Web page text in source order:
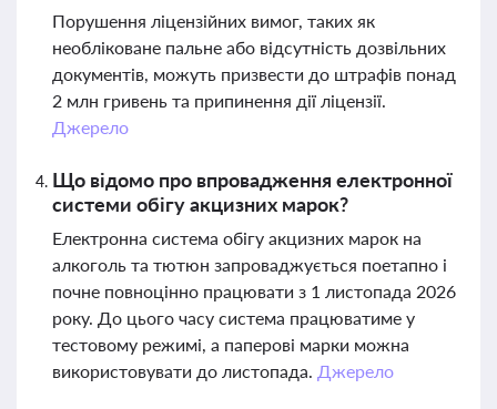
Порушення ліцензійних вимог, таких як
необліковане пальне або відсутність дозвільних
документів, можуть призвести до штрафів понад
2 млн гривень та припинення дії ліцензії.
Джерело
Що відомо про впровадження електронної
системи обігу акцизних марок?
Електронна система обігу акцизних марок на
алкоголь та тютюн запроваджується поетапно і
почне повноцінно працювати з 1 листопада 2026
року. До цього часу система працюватиме у
тестовому режимі, а паперові марки можна
використовувати до листопада. Джерело